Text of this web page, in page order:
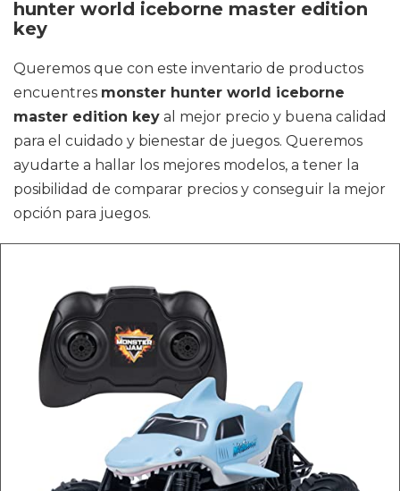
hunter world iceborne master edition
key
Queremos que con este inventario de productos
encuentres monster hunter world iceborne
master edition key al mejor precio y buena calidad
para el cuidado y bienestar de juegos. Queremos
ayudarte a hallar los mejores modelos, a tener la
posibilidad de comparar precios y conseguir la mejor
opción para juegos.